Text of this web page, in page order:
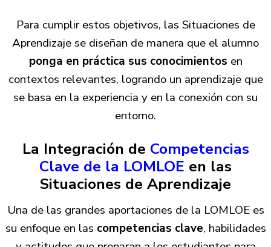
Para cumplir estos objetivos, las Situaciones de
Aprendizaje se diseñan de manera que el alumno
ponga en práctica sus conocimientos en
contextos relevantes, logrando un aprendizaje que
se basa en la experiencia y en la conexión con su
entorno.
La Integración de Competencias
Clave de la LOMLOE en las
Situaciones de Aprendizaje
Una de las grandes aportaciones de la LOMLOE es
su enfoque en las competencias clave, habilidades